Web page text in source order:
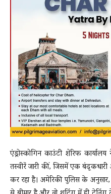
एंड्रोस्कोगिन काउंटी शेरिफ
तस्वीरें जारी कीं, जिसमें एक
कर रहा है। अमेरिकी पुलिस के अनुसार,